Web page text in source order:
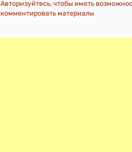
Авторизуйтесь, чтобы иметь
комментировать материалы